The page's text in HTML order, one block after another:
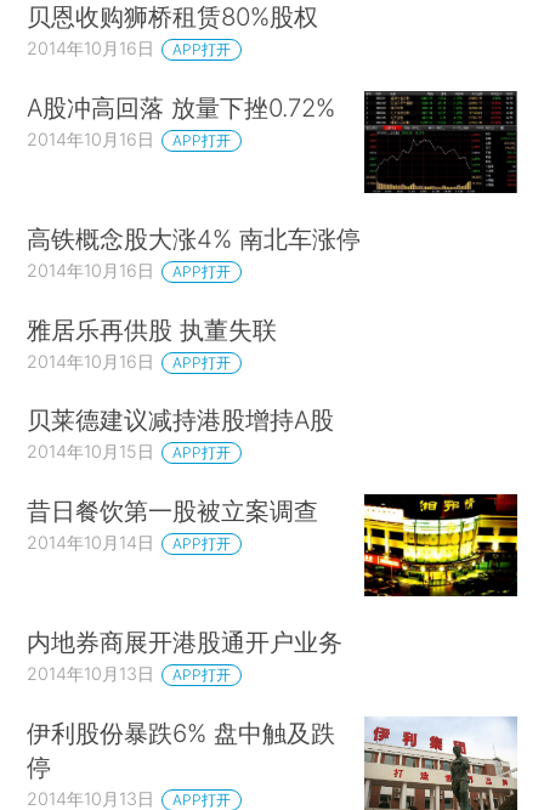
贝恩收购狮桥租赁80%股权
2014年10月16日 APP打开
A股冲高回落 放量下挫0.72%
2014年10月16日 APP打开
高铁概念股大涨4% 南北车涨停
2014年10月16日 APP打开
雅居乐再供股 执董失联
2014年10月16日 APP打开
贝莱德建议减持港股增持A股
2014年10月15日 APP打开
昔日餐饮第一股被立案调查
2014年10月14日 APP打开
内地券商展开港股通开户业务
2014年10月13日 APP打开
伊利股份暴跌6% 盘中触及跌
停
2014年10月13日 APP打开